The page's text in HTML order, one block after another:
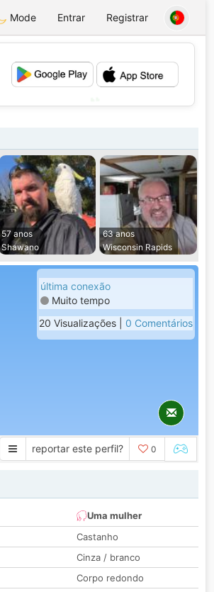
Mode Entrar Registrar
💕
57 anos
Shawano
63 anos
Wisconsin Rapids
última conexão
Muito tempo
20 Visualizações | 0 Comentários
reportar este perfil? 0
Uma mulher
Castanho
Cinza / branco
Corpo redondo